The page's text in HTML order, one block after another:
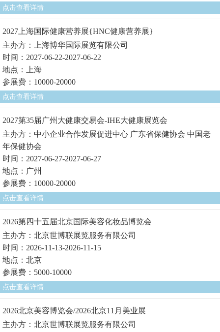
点击查看详情
2027上海国际健康营养展{HNC健康营养展}
主办方：上海博华国际展览有限公司
时间：2027-06-22-2027-06-22
地点：上海
参展费：10000-20000
点击查看详情
2027第35届广州大健康交易会-IHE大健康展览会
主办方：中小企业合作发展促进中心 广东省保健协会 中国老
年保健协会
时间：2027-06-27-2027-06-27
地点：广州
参展费：10000-20000
点击查看详情
2026第四十五届北京国际美容化妆品博览会
主办方：北京世博联展览服务有限公司
时间：2026-11-13-2026-11-15
地点：北京
参展费：5000-10000
点击查看详情
2026北京美容博览会/2026北京11月美业展
主办方：北京世博联展览服务有限公司